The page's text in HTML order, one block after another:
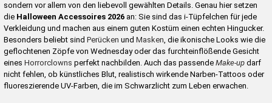
sondern vor allem von den liebevoll gewählten Details. Genau hier setzen
die Halloween Accessoires 2026an: Sie sind das i-Tüpfelchen für jede
Verkleidung und machen aus einem guten Kostüm einen echten Hingucker.
Besonders beliebt sind Perücken und Masken, die ikonische Looks wie die
geflochtenen Zöpfe von Wednesday oder das furchteinflößende Gesicht
eines Horrorclowns perfekt nachbilden. Auch das passende Make-updarf
nicht fehlen, ob künstliches Blut, realistisch wirkende Narben-Tattoos oder
fluoreszierende UV-Farben, die im Schwarzlicht zum Leben erwachen.